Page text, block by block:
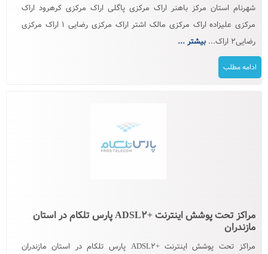
شهرنام استان مرکز باهنر اراک مرکزی پاگلی اراک مرکزی کرهرود اراک
مرکزی علیزاده اراک مرکزی مالک اشتر اراک مرکزی رضایی ۱ اراک مرکزی
رضایی۲ اراک...
بیشتر ...
ادامه مطلب
مراکز تحت پوشش اینترنت +ADSL۲ پارس تلکام در استان
مازندران
مراکز تحت پوشش اینترنت +ADSL۲ پارس تلکام در استان مازندران